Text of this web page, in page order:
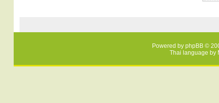
Powered by phpBB ©
Thai language by